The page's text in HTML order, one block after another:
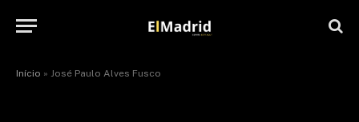
Início » José Paulo Alves Fusco